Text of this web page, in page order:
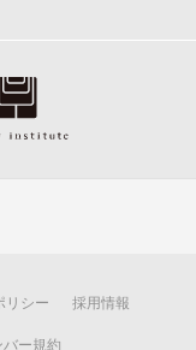
リシー 採用情報
ー規約